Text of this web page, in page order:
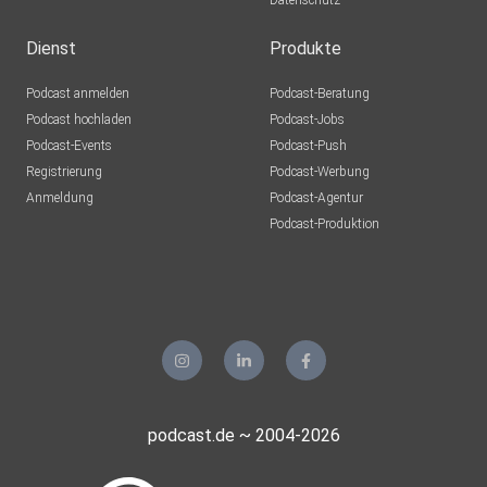
Dienst
Podcast anmelden
Podcast hochladen
Podcast-Events
Registrierung
Anmeldung
Produkte
Podcast-Beratung
Podcast-Jobs
Podcast-Push
Podcast-Werbung
Podcast-Agentur
Podcast-Produktion
podcast.de ~ 2004-2026